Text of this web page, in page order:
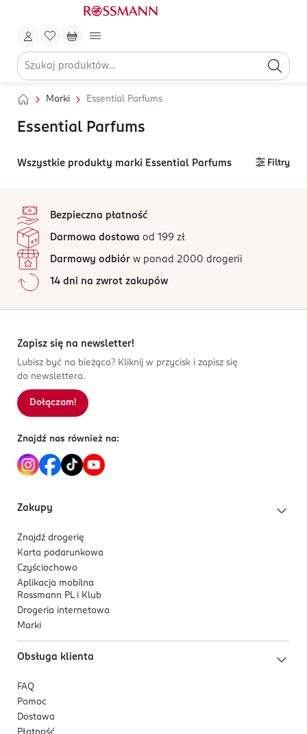
Marki Essential Parfums
Essential Parfums
Wszystkie produkty marki Essential Parfums Filtry
Bezpieczna płatność
Darmowa dostawa od 199 zł
Darmowy odbiór w ponad 2000 drogerii
14 dni na zwrot zakupów
Zapisz się na newsletter!
Lubisz być na bieżąco? Kliknij w przycisk i zapisz się
do newslettera.
Dołączam!
Znajdź nas również na:
Zakupy
Znajdź drogerię
Karta podarunkowa
Czyściochowo
Aplikacja mobilna
Rossmann PL i Klub
Drogeria internetowa
Marki
Obsługa klienta
FAQ
Pomoc
Dostawa